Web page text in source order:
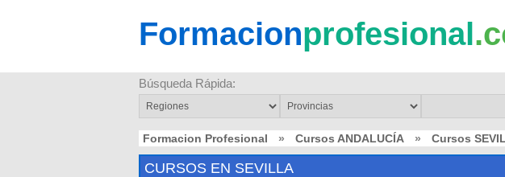
Formacionprofesional
Búsqueda Rápida:
Formacion Profesional » Cursos ANDALUCÍA » Cursos
CURSOS EN SEVILLA